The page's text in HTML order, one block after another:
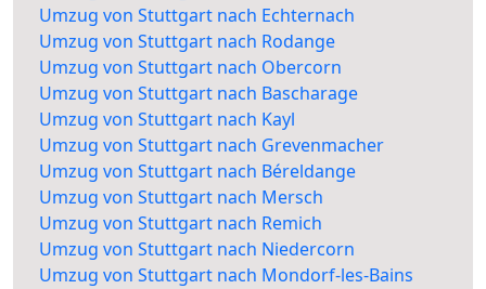
Umzug von Stuttgart nach Echternach
Umzug von Stuttgart nach Rodange
Umzug von Stuttgart nach Obercorn
Umzug von Stuttgart nach Bascharage
Umzug von Stuttgart nach Kayl
Umzug von Stuttgart nach Grevenmacher
Umzug von Stuttgart nach Béreldange
Umzug von Stuttgart nach Mersch
Umzug von Stuttgart nach Remich
Umzug von Stuttgart nach Niedercorn
Umzug von Stuttgart nach Mondorf-les-Bains